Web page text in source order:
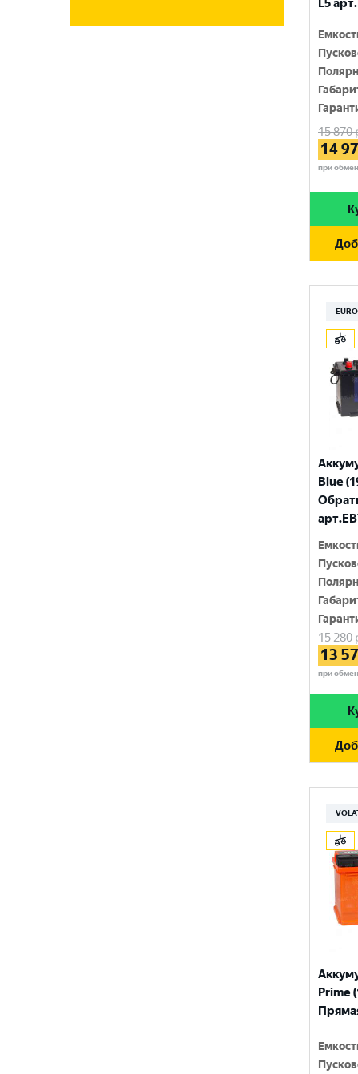
L5
15 870
14
при
Blue
15 280
13
при
Prime